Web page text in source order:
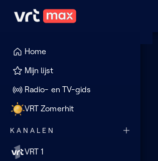
Naar hoofdinhoud
Home
Mijn lijst
Radio- en TV-gids
VRT Zomerhit
KANALEN
VRT 1